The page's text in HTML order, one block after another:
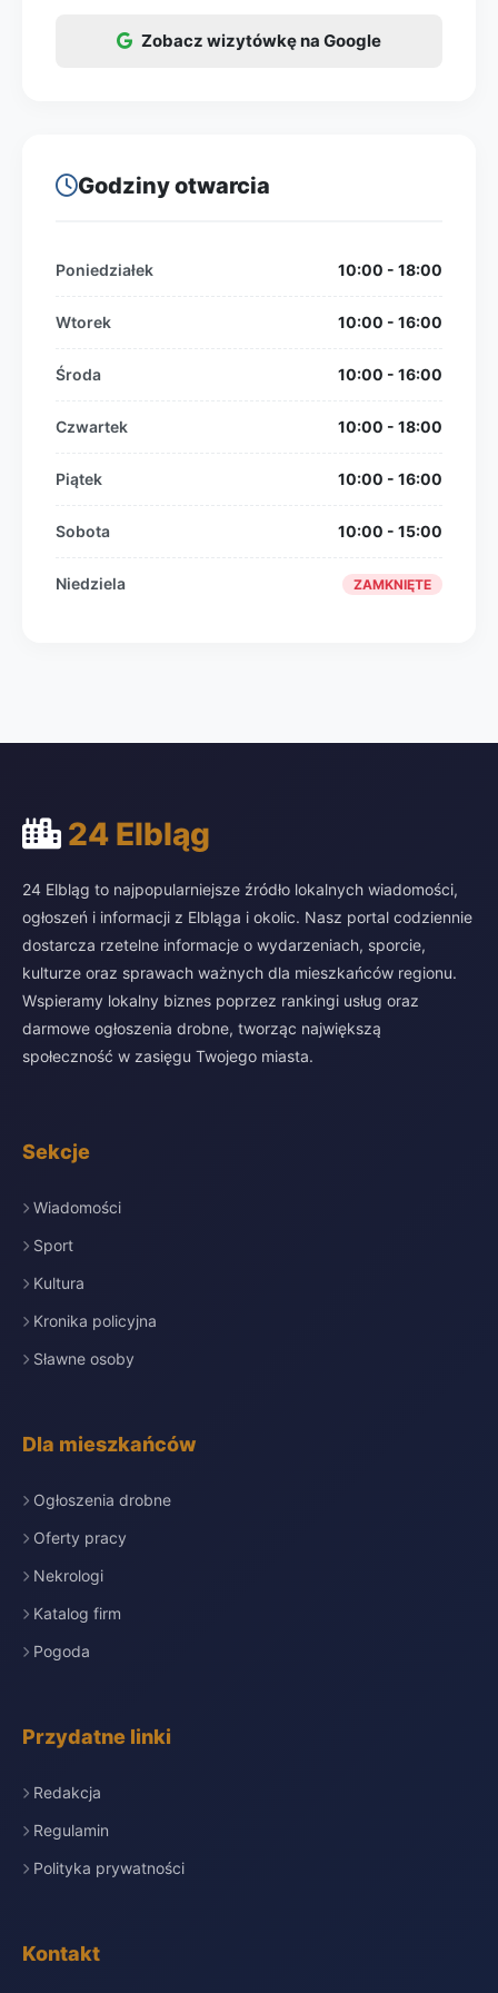
Zobacz wizytówkę na Google
Godziny otwarcia
Poniedziałek 10:00 - 18:00
Wtorek 10:00 - 16:00
Środa 10:00 - 16:00
Czwartek 10:00 - 18:00
Piątek 10:00 - 16:00
Sobota 10:00 - 15:00
Niedziela ZAMKNIĘTE
24 Elbląg
24 Elbląg to najpopularniejsze źródło lokalnych wiadomości,
ogłoszeń i informacji z Elbląga i okolic. Nasz portal codziennie
dostarcza rzetelne informacje o wydarzeniach, sporcie,
kulturze oraz sprawach ważnych dla mieszkańców regionu.
Wspieramy lokalny biznes poprzez rankingi usług oraz
darmowe ogłoszenia drobne, tworząc największą
społeczność w zasięgu Twojego miasta.
Sekcje
Wiadomości
Sport
Kultura
Kronika policyjna
Sławne osoby
Dla mieszkańców
Ogłoszenia drobne
Oferty pracy
Nekrologi
Katalog firm
Pogoda
Przydatne linki
Redakcja
Regulamin
Polityka prywatności
Kontakt